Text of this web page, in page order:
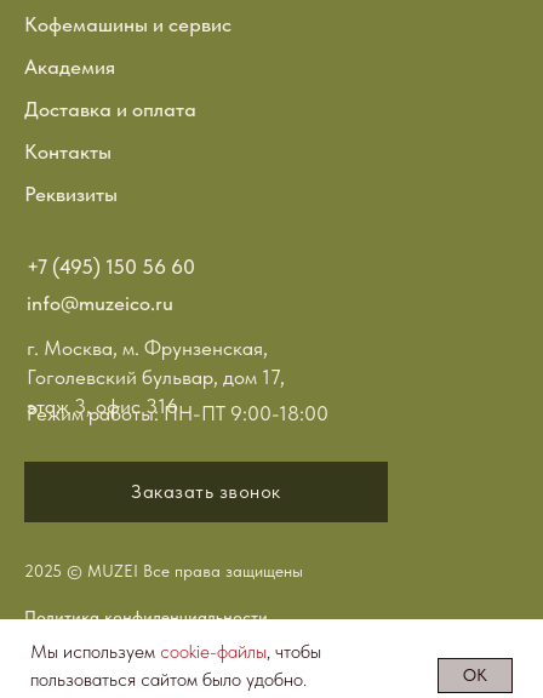
Мы используем cookie-файлы, чтобы
пользоваться сайтом было удобно.
ОК
2025 © MUZEI Все права защищены
Политика конфиденциальности
Сделано в LeDesign
Заказать звонок
Режим работы: ПН-ПТ 9:00-18:00
г. Москва, м. Фрунзенская,
Гоголевский бульвар, дом 17,
этаж 3, офис 316
+7 (495) 150 56 60
info@muzeico.ru
Кофемашины и сервис
Академия
Доставка и оплата
Контакты
Реквизиты